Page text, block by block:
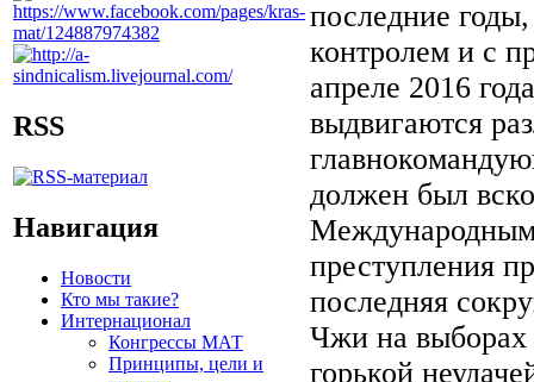
RSS
Навигация
Новости
Кто мы такие?
Интернационал
Конгрессы МАТ
Принципы, цели и
последние
контролем и с
апреле 2016
выдвигаются
должен был
Международным
преступления
последняя
Чжи на выборах
горькой